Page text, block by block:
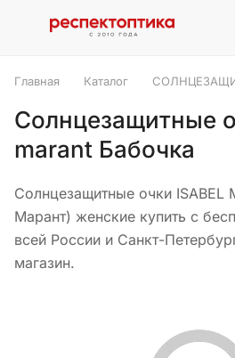
Главная Каталог
Солнцезащитные
marant Бабочка
Солнцезащитные очки ISABEL
Марант) женские купить с
всей России и Санкт-
магазин.